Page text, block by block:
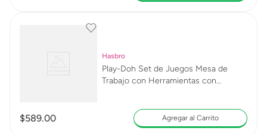
Hasbro
Play-Doh Set de Juegos Mesa de
Trabajo con Herramientas con
$589.00 Agregar al Carrito